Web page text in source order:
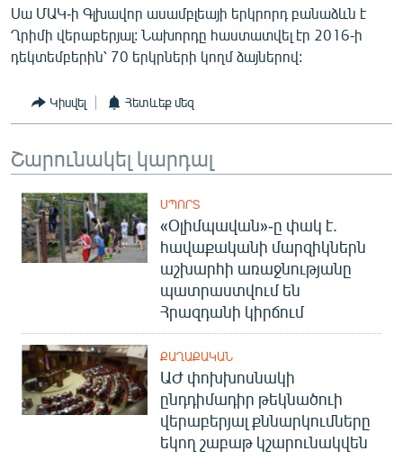
Սա ՄԱԿ-ի Գլխավոր ասամբլեայի երկրորդ բանաձևն է
Ղրիմի վերաբերյալ: Նախորդը հաստատվել էր 2016-ի
դեկտեմբերին՝ 70 երկրների կողմ ձայներով:
Կիսվել Հետևեք մեզ
Շարունակել կարդալ
ՍՊՈՐՏ
«Օլիմպավան»-ը փակ է.
հավաքականի մարզիկներն
աշխարհի առաջնությանը
պատրաստվում են
Հրազդանի կիրճում
ՔԱՂԱՔԱԿԱՆ
ԱԺ փոխխոսնակի
ընդդիմադիր թեկնածուի
վերաբերյալ քննարկումները
եկող շաբաթ կշարունակվեն